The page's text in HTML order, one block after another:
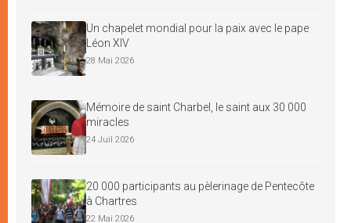
Un chapelet mondial pour la paix avec le pape
Léon XIV
28 Mai 2026
Mémoire de saint Charbel, le saint aux 30 000
miracles
24 Juil 2026
20 000 participants au pèlerinage de Pentecôte
à Chartres
22 Mai 2026